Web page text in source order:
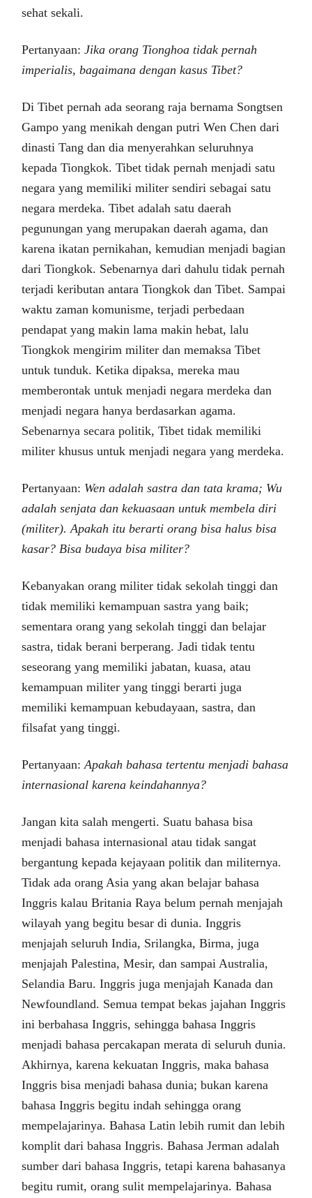
sehat sekali.
Pertanyaan:Jika orang Tionghoa tidak pernah
imperialis, bagaimana dengan kasus Tibet?
Di Tibet pernah ada seorang raja bernama Songtsen
Gampo yang menikah dengan putri Wen Chen dari
dinasti Tang dan dia menyerahkan seluruhnya
kepada Tiongkok. Tibet tidak pernah menjadi satu
negara yang memiliki militer sendiri sebagai satu
negara merdeka. Tibet adalah satu daerah
pegunungan yang merupakan daerah agama, dan
karena ikatan pernikahan, kemudian menjadi bagian
dari Tiongkok. Sebenarnya dari dahulu tidak pernah
terjadi keributan antara Tiongkok dan Tibet. Sampai
waktu zaman komunisme, terjadi perbedaan
pendapat yang makin lama makin hebat, lalu
Tiongkok mengirim militer dan memaksa Tibet
untuk tunduk. Ketika dipaksa, mereka mau
memberontak untuk menjadi negara merdeka dan
menjadi negara hanya berdasarkan agama.
Sebenarnya secara politik, Tibet tidak memiliki
militer khusus untuk menjadi negara yang merdeka.
Pertanyaan: Wen adalah sastra dan tata krama; Wu
adalah senjata dan kekuasaan untuk membela diri
(militer). Apakah itu berarti orang bisa halus bisa
kasar? Bisa budaya bisa militer?
Kebanyakan orang militer tidak sekolah tinggi dan
tidak memiliki kemampuan sastra yang baik;
sementara orang yang sekolah tinggi dan belajar
sastra, tidak berani berperang. Jadi tidak tentu
seseorang yang memiliki jabatan, kuasa, atau
kemampuan militer yang tinggi berarti juga
memiliki kemampuan kebudayaan, sastra, dan
filsafat yang tinggi.
Pertanyaan:Apakah bahasa tertentu menjadi bahasa
internasional karena keindahannya?
Jangan kita salah mengerti. Suatu bahasa bisa
menjadi bahasa internasional atau tidak sangat
bergantung kepada kejayaan politik dan militernya.
Tidak ada orang Asia yang akan belajar bahasa
Inggris kalau Britania Raya belum pernah menjajah
wilayah yang begitu besar di dunia. Inggris
menjajah seluruh India, Srilangka, Birma, juga
menjajah Palestina, Mesir, dan sampai Australia,
Selandia Baru. Inggris juga menjajah Kanada dan
Newfoundland. Semua tempat bekas jajahan Inggris
ini berbahasa Inggris, sehingga bahasa Inggris
menjadi bahasa percakapan merata di seluruh dunia.
Akhirnya, karena kekuatan Inggris, maka bahasa
Inggris bisa menjadi bahasa dunia; bukan karena
bahasa Inggris begitu indah sehingga orang
mempelajarinya. Bahasa Latin lebih rumit dan lebih
komplit dari bahasa Inggris. Bahasa Jerman adalah
sumber dari bahasa Inggris, tetapi karena bahasanya
begitu rumit, orang sulit mempelajarinya. Bahasa